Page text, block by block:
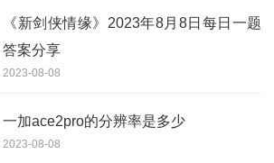
《新剑侠情缘》2023年8月8日每日一题
答案分享
2023-08-08
一加ace2pro的分辨率是多少
2023-08-08